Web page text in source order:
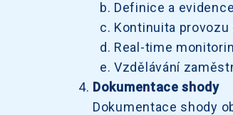
Definice a
Kontinuita
Real-time
Vzdělávání
Dokumentace shody
Dokumentace shody